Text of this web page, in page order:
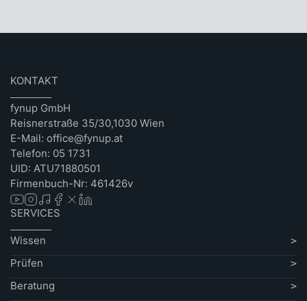
KONTAKT
fynup GmbH
Reisnerstraße 35/30,1030 Wien
E-Mail: office@fynup.at
Telefon: 05 1731
UID: ATU71880501
Firmenbuch-Nr: 461426v
SERVICES
Wissen
Prüfen
Beratung